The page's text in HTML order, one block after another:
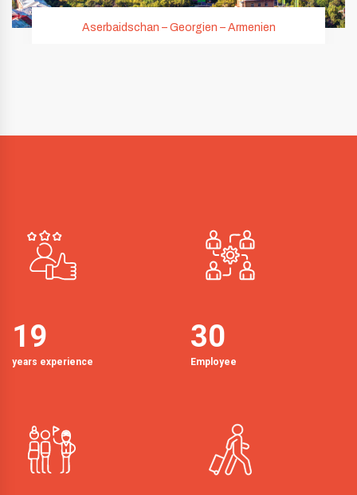
Aserbaidschan – Georgien – Armenien
19
years experience
30
Employee